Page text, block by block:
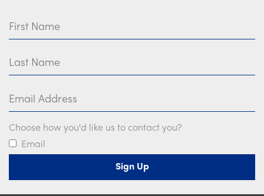
Choose how you'd like us to contact you?
Email